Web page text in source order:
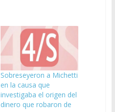
Sobreseyeron a Michetti
en la causa que
investigaba el origen del
dinero que robaron de